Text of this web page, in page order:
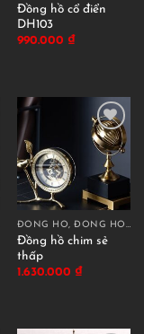
Đồng hồ cổ điển
DH103
990.000 ₫
ĐỒNG HỒ, ĐỒNG HỒ CÁT DECOR
Đồng hồ chim sẻ
thấp
1.630.000 ₫